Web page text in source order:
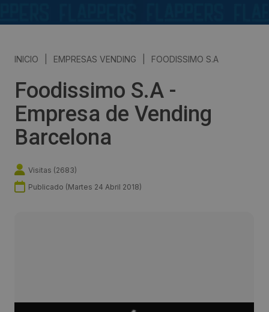
INICIO EMPRESAS VENDING FOODISSIMO S.A
Foodissimo S.A -
Empresa de Vending
Barcelona
Visitas (2683)
Publicado (Martes 24 Abril 2018)